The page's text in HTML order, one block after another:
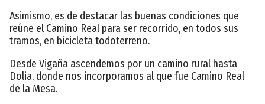
Asimismo, es de destacar las buenas condiciones que
reúne el Camino Real para ser recorrido, en todos sus
tramos, en bicicleta todoterreno.
Desde Vigaña ascendemos por un camino rural hasta
Dolia, donde nos incorporamos al que fue Camino Real
de la Mesa.